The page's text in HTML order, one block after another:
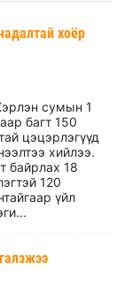
хоёр
сумын 1
багт 150
цэцэрлэгүүд
хийлээ.
байрлах 18
120
үйл